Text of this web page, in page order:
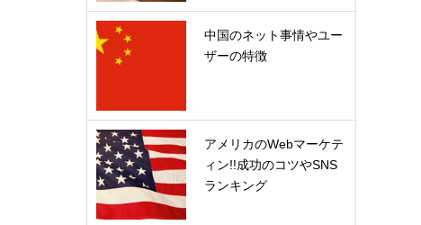
中国のネット事情やユー
ザーの特徴
アメリカのWebマーケテ
ィン!!成功のコツやSNS
ランキング